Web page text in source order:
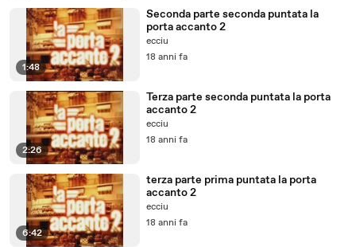
1:48
Seconda parte seconda puntata la
porta accanto 2
ecciu
18 anni fa
2:26
Terza parte seconda puntata la porta
accanto 2
ecciu
18 anni fa
6:42
terza parte prima puntata la porta
accanto 2
ecciu
18 anni fa